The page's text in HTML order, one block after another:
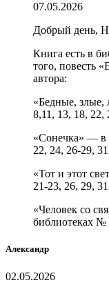
07.05.2026
Добрый день,
Книга есть в
того, повесть
автора:
«Бедные,
8,11, 13, 18, 22,
«Сонечка» — в
22, 24, 26-29,
«Тот и этот
21-23, 26, 29,
«Человек со
библиотеках №
Александр
02.05.2026